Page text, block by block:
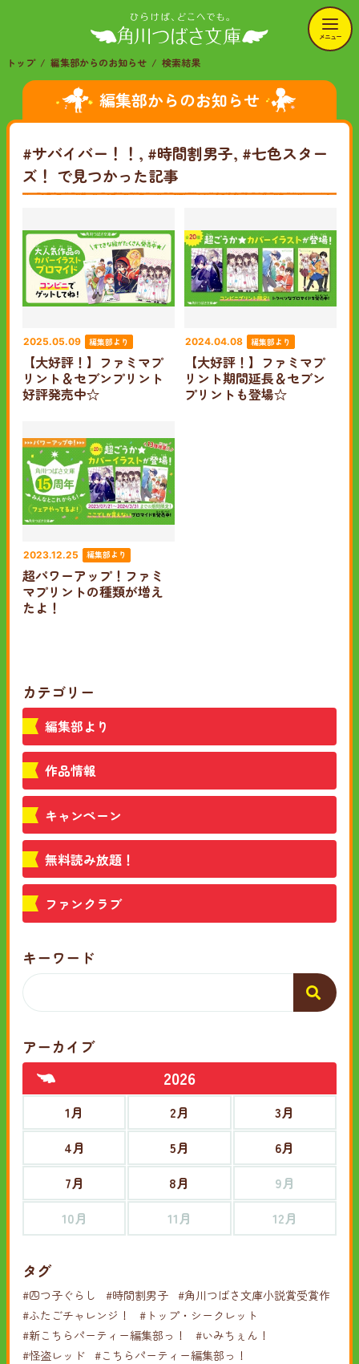
メニュー
トップ 編集部からのお知らせ 検索結果
編集部からのお知らせ
#サバイバー！！, #時間割男子, #七色スター
ズ！ で見つかった記事
2025.05.09 編集部より
【大好評！】ファミマプ
リント＆セブンプリント
好評発売中☆
2024.04.08 編集部より
【大好評！】ファミマプ
リント期間延長＆セブン
プリントも登場☆
2023.12.25 編集部より
超パワーアップ！ファミ
マプリントの種類が増え
たよ！
カテゴリー
編集部より
作品情報
キャンペーン
無料読み放題！
ファンクラブ
キーワード
アーカイブ
2026
1月 2月
3月
4月
5月
6月
7月
8月
9月
10月
11月 12月
タグ
#四つ子ぐらし #時間割男子 #角川つばさ文庫小説賞受賞作
#ふたごチャレンジ！
#トップ・シークレット
#新こちらパーティー編集部っ！
#いみちぇん！
#怪盗レッド #こちらパーティー編集部っ！